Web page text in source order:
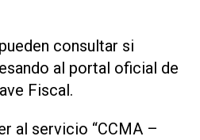
consultar si
al portal oficial de
Fiscal.
al servicio “CCMA –